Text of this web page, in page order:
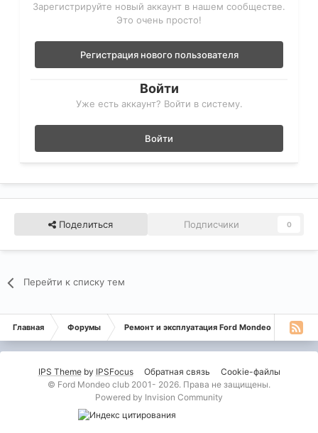
Зарегистрируйте новый аккаунт в нашем сообществе.
Это очень просто!
Регистрация нового пользователя
Войти
Уже есть аккаунт? Войти в систему.
Войти
Поделиться Подписчики 0
Перейти к списку тем
Главная Форумы Ремонт и эксплуатация Ford Mondeo
IPS Themeby IPSFocus Обратная связь
Cookie-файлы
© Ford Mondeo club 2001- 2026. Права не защищены.
Powered by Invision Community